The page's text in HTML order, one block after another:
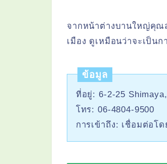
จากหน้าต่างบานใหญ่คุณ
เมือง ดูเหมือนว่าจะเป็น
ข้อมูล
ที่อยู่: 6-2-25
โทร: 06-4804-9500
การเข้าถึง: เชื่อมต่อโ